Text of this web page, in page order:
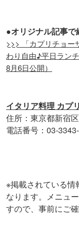
●オリジナル記事で
>>> 「カプリチョー
わり自由♪平日ラン
8月6日公開）
イタリア料理 カプ
住所：東京都新宿
電話番号：03-
※掲載されている情
なります。メニュ
すので、事前にご確